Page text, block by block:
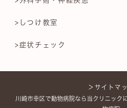
>しつけ教室
>症状チェック
＞サイトマ
川崎市幸区で動物病院なら当クリニック